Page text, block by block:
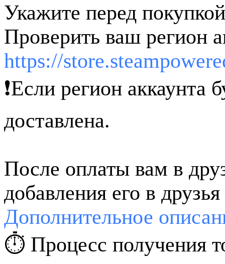
Укажите перед
Проверить ваш регион
https://
❗️Если регион аккаунта
доставлена.
После оплаты вам в
добавления его в
Дополнительное
⏱️ Процесс получения